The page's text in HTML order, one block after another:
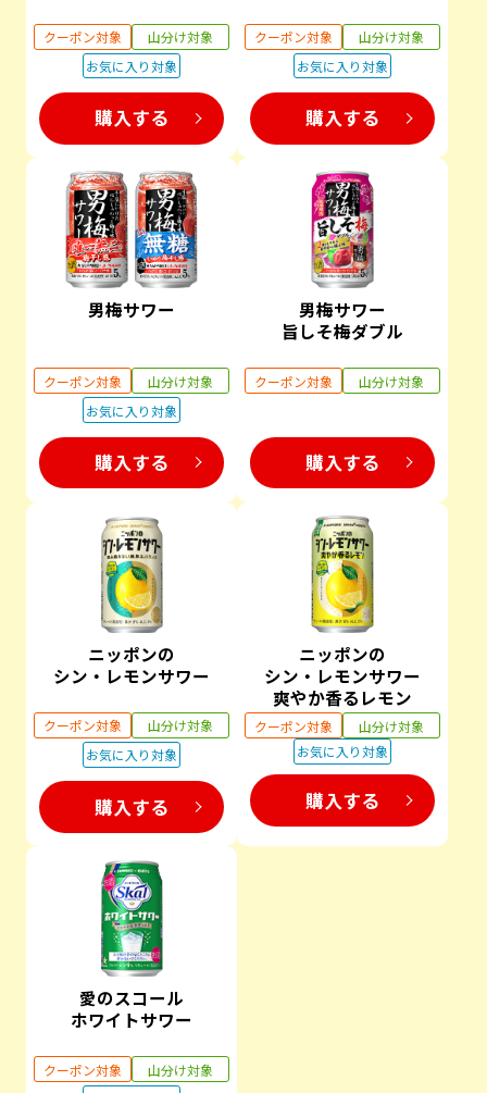
クーポン対象
山分け対象
お気に入り対象
購入する
クーポン対象
山分け対象
お気に入り対象
購入する
男梅サワー
クーポン対象
山分け対象
お気に入り対象
購入する
男梅サワー
旨しそ梅ダブル
クーポン対象 山分け対象
購入する
ニッポンの
シン・レモンサワー
クーポン対象
山分け対象
お気に入り対象
購入する
ニッポンの
シン・レモンサワー
爽やか香るレモン
クーポン対象
山分け対象
お気に入り対象
購入する
愛のスコール
ホワイトサワー
クーポン対象
山分け対象